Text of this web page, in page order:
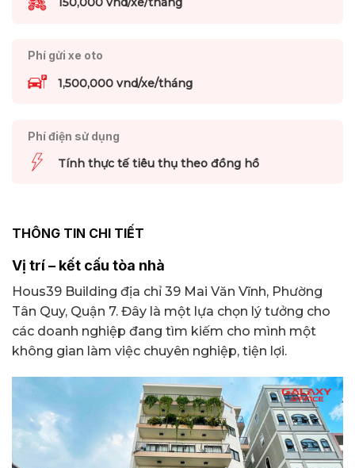
Phí gửi xe oto
1,500,000 vnd/xe/tháng
Phí điện sử dụng
Tính thực tế tiêu thụ theo đồng hồ
THÔNG TIN CHI TIẾT
Vị trí – kết cấu tòa nhà
Hous39 Building địa chỉ 39 Mai Văn Vĩnh, Phường
Tân Quy, Quận 7. Đây là một lựa chọn lý tưởng cho
các doanh nghiệp đang tìm kiếm cho mình một
không gian làm việc chuyên nghiệp, tiện lợi.